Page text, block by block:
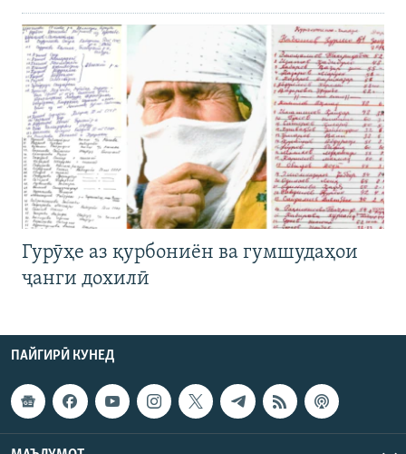
Гурӯҳе аз қурбониён ва гумшудаҳои
ҷанги дохилӣ
ПАЙГИРӢ КУНЕД